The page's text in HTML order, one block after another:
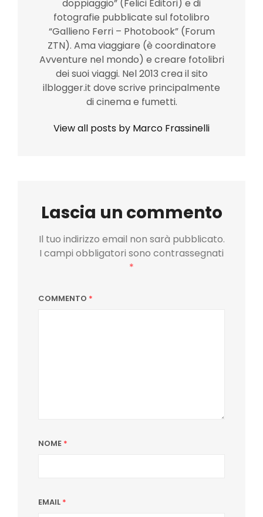
doppiaggio” (Felici Editori) e di
fotografie pubblicate sul fotolibro
“Gallieno Ferri – Photobook” (Forum
ZTN). Ama viaggiare (è coordinatore
Avventure nel mondo) e creare fotolibri
dei suoi viaggi. Nel 2013 crea il sito
ilblogger.it dove scrive principalmente
di cinema e fumetti.
View all posts by Marco Frassinelli
Lascia un commento
Il tuo indirizzo email non sarà pubblicato.
I campi obbligatori sono contrassegnati
*
COMMENTO *
NOME *
EMAIL *